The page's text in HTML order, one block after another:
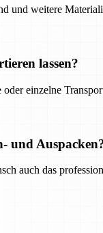
und weitere
lassen?
einzelne
und
auch das